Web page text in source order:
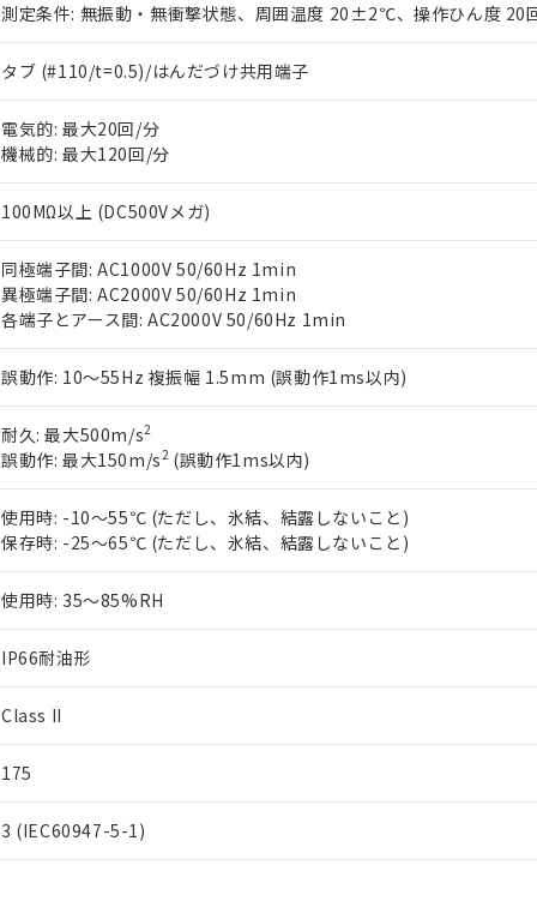
測定条件: 無振動・無衝撃状態、周囲温度 20±2℃、操作ひん度 20
タブ (#110/t=0.5)/はんだづけ共用端子
電気的: 最大20回/分
機械的: 最大120回/分
100MΩ以上 (DC500Vメガ)
同極端子間: AC1000V 50/60Hz 1min
異極端子間: AC2000V 50/60Hz 1min
各端子とアース間: AC2000V 50/60Hz 1min
誤動作: 10～55Hz 複振幅 1.5mm (誤動作1ms以内)
耐久: 最大500m/s2
誤動作: 最大150m/s2(誤動作1ms以内)
使用時: -10～55℃ (ただし、氷結、結露しないこと)
保存時: -25～65℃ (ただし、氷結、結露しないこと)
使用時: 35～85%RH
IP66耐油形
Class II
175
3 (IEC60947-5-1)
ご利用条件
以下の条件をお読みいただき、同意のうえご利用ください。
本サービスは、当社制御機器事業取扱商品の当社在庫状況
くものです。
当社制御機器事業取扱商品の中には、本サービスの対象外
在庫状況および標準価格照会結果は、記載している更新日
のであり、閲覧された時点での実際の在庫および標準価格
い。
正式な納期状況および標準価格はお客様のお取引先、また
当社販売員にご相談ください。
オムロン制御機器販売店や当社販売拠点は「販売ネットワ
在庫状況および標準価格結果を当社の事前の承諾なく第三
す。
マイパーツ機能（部品リスト作成サービス）をご利用いた
お客様が当ウェブサイト上で当社にご登録された部品リス
が、当社の製品・サービスに関するお客様との取引・商談
さい。
※当社の共同利用者とは、
いる法人を指します。
対応予定：EU RoHS指令（10物質）の非含有に対応した製品に
対応予定なし：EU RoHS指令（10物質）の非含有に非対応の商
調査・確認中：EU RoHS指令（10物質）の非含有の対応状況を
非該当品：ライセンス料など無形物で、有害物質有無と関係のな
仕入先様の事情により、非含有部品としていたものが、含有品
があります。
鉛(Pb) 1000ppm以下、 水銀(Hg) 1000ppm以下、 カドミウム(Cd) 100ppm以下、
ル（DBP） 1000ppm以下、フタル酸ジイソブチル (DIBP) 1000ppm以下
但し、RoHS指令で産業用監視および制御機器に対する適用除外項目は除く。
フタル酸エステル類の４物質については閾値を超える意図的な使用がないことを確
※2 対応予定月
部品在庫の切り替え状況などにより、予定月が前後することがあ
※3 非含有証明書ダウンロード
下記の非含有証明書をダウンロードすることができます。
EU RoHS指令（10物質）の非含有証明書
51物質の非含有証明書（当社基準）
※本証明書は発行日時点で非含有を証明するもので、過去に遡っ
また、RoHS指令のフタル酸エステル類４物質の対応では、対
り割愛しております。
※1 中国RoHS○×表
「○」：最大均質材料含有率が中国RoHSの基準値以下であるこ
「×」：最大均質材料含有率が中国RoHSの基準値を超えている
「－」：未確認です。当社販売部門へお問い合わせください。
*中国RoHS10物質の基準値 (GB/T26572)：
Pb(鉛) :1000ppm、 Hg(水銀) : 1000ppm、 Cd(カドミウム) : 100ppm、
Cr(Ⅵ)(六価クロム) : 1000ppm、 PBBs(ポリ臭化ビフェニル類) : 1000ppm、
DBP(フタル酸ジブチル) : 1000ppm、 DIBP(フタル酸ジイソブチル) : 1000ppm、
※2 環境保護使用期限
「ｅ」：有害物質（10物質）のすべてが基準値以下であることを
「10」：通常の使用状況下において有害物質が外部に漏えいし
味します。
「－」：未確認です。当社販売部門へお問い合わせください。
当社は、これら貴社製品のうち、外国為替および外国貿易
う）を輸出または国外への提供する場合は、日本国政府の
当社は規制貨物を破棄する場合は、完全に破砕するなど、
ます。
当社は貴社製品を、核兵器、ミサイル、化学兵器、生物兵
置等に一切使用いたしません。
当社は、貴社製品を第三者に販売する場合は、上記1、2お
また当社は、販売先および販売に係わる関係者が違法に輸
たしません。
合意する
記
号
説明
○ 一定数以上の在庫あり
△ 一定数には満たないが在庫あり
－
在庫なし(最新の在庫状況については、お客様のお取引
機器販売店・当社販売員にご確認ください)
空
白
受注生産機種、また在庫状況の情報を公開していない機